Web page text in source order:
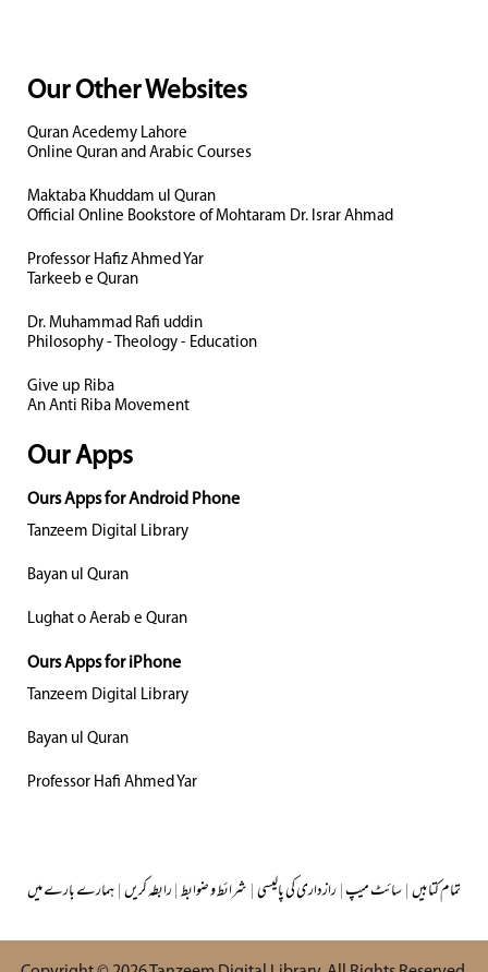
Our Other Websites
Quran Acedemy Lahore
Online Quran and Arabic Courses
Maktaba Khuddam ul Quran
Official Online Bookstore of Mohtaram Dr. Israr Ahmad
Professor Hafiz Ahmed Yar
Tarkeeb e Quran
Dr. Muhammad Rafi uddin
Philosophy - Theology - Education
Give up Riba
An Anti Riba Movement
Our Apps
Ours Apps for Android Phone
Tanzeem Digital Library
Bayan ul Quran
Lughat o Aerab e Quran
Ours Apps for iPhone
Tanzeem Digital Library
Bayan ul Quran
Professor Hafi Ahmed Yar
ہمارے بارے میں|رابطہ کریں|شرائط و ضوابط|رازداری کی پالیسی|سائٹ میپ|تمام کتابیں